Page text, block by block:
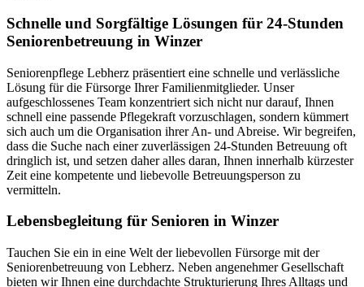
Schnelle und Sorgfältige Lösungen für 24-Stunden
Seniorenbetreuung in Winzer
Seniorenpflege Lebherz präsentiert eine schnelle und verlässliche
Lösung für die Fürsorge Ihrer Familienmitglieder. Unser
aufgeschlossenes Team konzentriert sich nicht nur darauf, Ihnen
schnell eine passende Pflegekraft vorzuschlagen, sondern kümmert
sich auch um die Organisation ihrer An- und Abreise. Wir begreifen,
dass die Suche nach einer zuverlässigen 24-Stunden Betreuung oft
dringlich ist, und setzen daher alles daran, Ihnen innerhalb kürzester
Zeit eine kompetente und liebevolle Betreuungsperson zu
vermitteln.
Lebensbegleitung für Senioren in Winzer
Tauchen Sie ein in eine Welt der liebevollen Fürsorge mit der
Seniorenbetreuung von Lebherz. Neben angenehmer Gesellschaft
bieten wir Ihnen eine durchdachte Strukturierung Ihres Alltags und